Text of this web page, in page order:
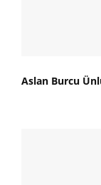
Aslan Burcu